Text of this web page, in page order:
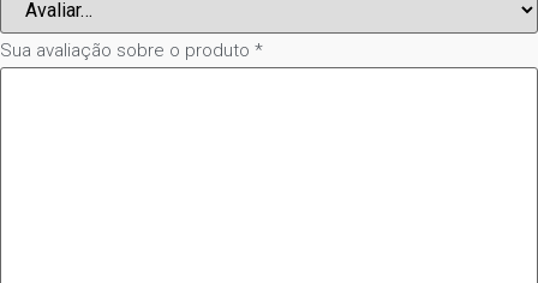
Sua avaliação sobre o produto *